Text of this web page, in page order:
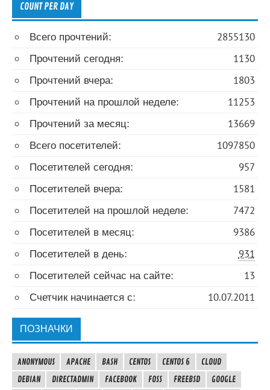
COUNT PER DAY
2855130
Всего прочтений:
1130
Прочтений сегодня:
1803
Прочтений вчера:
11253
Прочтений на прошлой неделе:
13669
Прочтений за месяц:
1097850
Всего посетителей:
957
Посетителей сегодня:
1581
Посетителей вчера:
7472
Посетителей на прошлой неделе:
9386
Посетителей в месяц:
931
Посетителей в день:
13
Посетителей сейчас на сайте:
10.07.2011
Счетчик начинается с:
ПОЗНАЧКИ
ANONYMOUS APACHE BASH CENTOS CENTOS 6
CLOUD
DEBIAN
DIRECTADMIN FACEBOOK FOSS FREEBSD GOOGLE